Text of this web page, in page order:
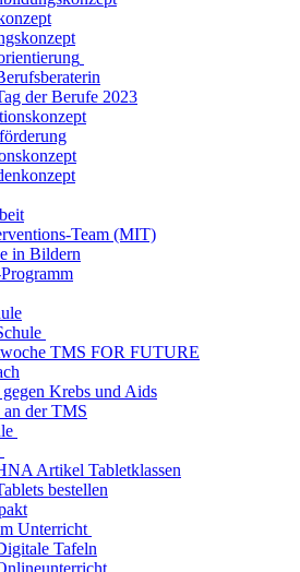
der Berufe 2023
Team (MIT)
in Bildern
TMS FOR FUTURE
Krebs und Aids
an der TMS
Artikel Tabletklassen
bestellen
Unterricht
Tafeln